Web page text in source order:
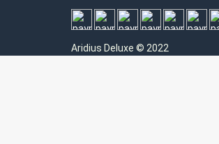
Aridius Deluxe © 2022